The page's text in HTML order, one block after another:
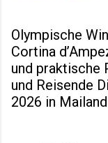
Olympische
Cortina
und praktische
und Reisende
2026 in